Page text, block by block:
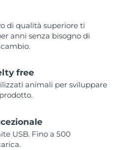
di qualità superiore ti
anni senza bisogno di
free
animali per sviluppare
USB. Fino a 500